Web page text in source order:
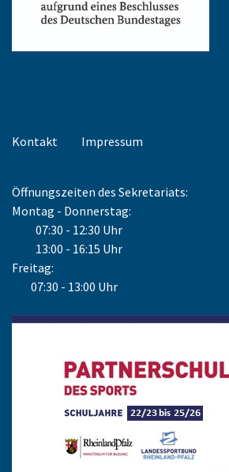
Kontakt Impressum
Öffnungszeiten des Sekretariats:
Montag - Donnerstag:
07:30 - 12:30 Uhr
13:00 - 16:15 Uhr
Freitag:
07:30 - 13:00 Uhr